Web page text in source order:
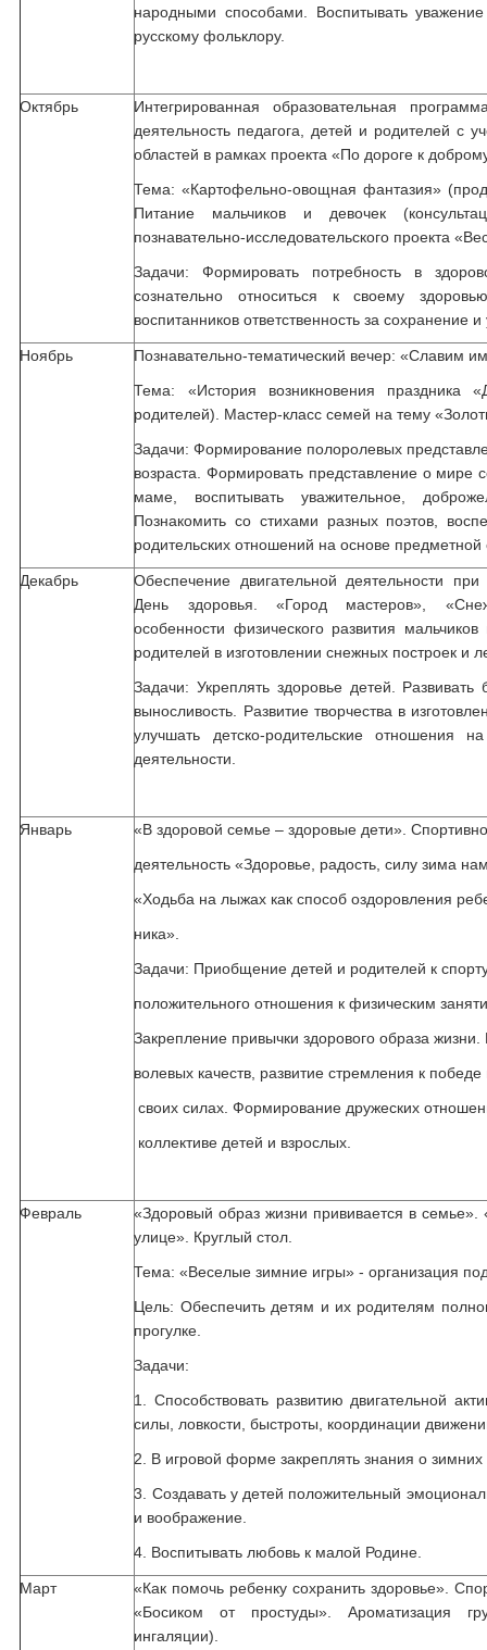
народными способами. Воспитывать
русскому фольклору.
Октябрь
Интегрированная образовательная
деятельность педагога, детей и родителей с
областей в рамках проекта «По дороге к
Тема: «Картофельно-овощная фантазия»
Питание мальчиков и девочек
познавательно-исследовательского проекта
Задачи: Формировать потребность в
сознательно относиться к своему
воспитанников ответственность за сохранение
Ноябрь
Познавательно-тематический вечер: «Славим
Тема: «История возникновения праздника
родителей). Мастер-класс семей на тему
Задачи: Формирование полоролевых
возраста. Формировать представление о мире
маме, воспитывать уважительное,
Познакомить со стихами разных поэтов,
родительских отношений на основе предметной
Декабрь
Обеспечение двигательной деятельности
День здоровья. «Город мастеров»,
особенности физического развития
родителей в изготовлении снежных построек и
Задачи: Укреплять здоровье детей. Развивать
выносливость. Развитие творчества в
улучшать детско-родительские отношения
деятельности.
Январь
«В здоровой семье – здоровые дети».
деятельность «Здоровье, радость, силу зима
«Ходьба на лыжах как способ оздоровления
ника».
Задачи: Приобщение детей и родителей к
положительного отношения к физическим
Закрепление привычки здорового образа жизни.
волевых качеств, развитие стремления к
своих силах. Формирование дружеских
коллективе детей и взрослых.
Февраль
«Здоровый образ жизни прививается в
улице». Круглый стол.
Тема: «Веселые зимние игры» - организация
Цель: Обеспечить детям и их родителям
прогулке.
Задачи:
1. Способствовать развитию двигательной
силы, ловкости, быстроты, координации
2. В игровой форме закреплять знания о зимних
3. Создавать у детей положительный
и воображение.
4. Воспитывать любовь к малой Родине.
Март
«Как помочь ребенку сохранить здоровье».
«Босиком от простуды». Ароматизация
ингаляции).